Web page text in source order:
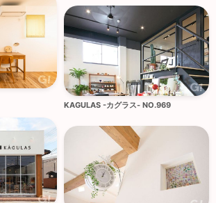
KAGULAS -カグラス- NO.969